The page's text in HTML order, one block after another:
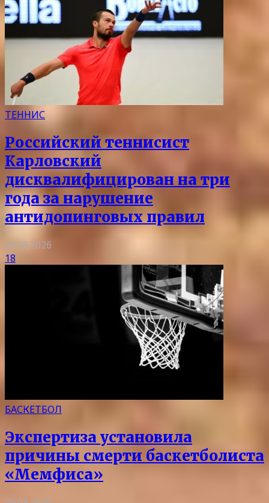
ТЕННИС
Российский теннисист
Карловский
дисквалифицирован на три
года за нарушение
антидопинговых правил
09.08.2026
18
БАСКЕТБОЛ
Экспертиза установила
причины смерти баскетболиста
«Мемфиса»